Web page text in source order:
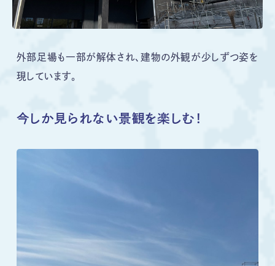
外部足場も一部が解体され、建物の外観が少しずつ姿を
現しています。
今しか見られない景観を楽しむ！